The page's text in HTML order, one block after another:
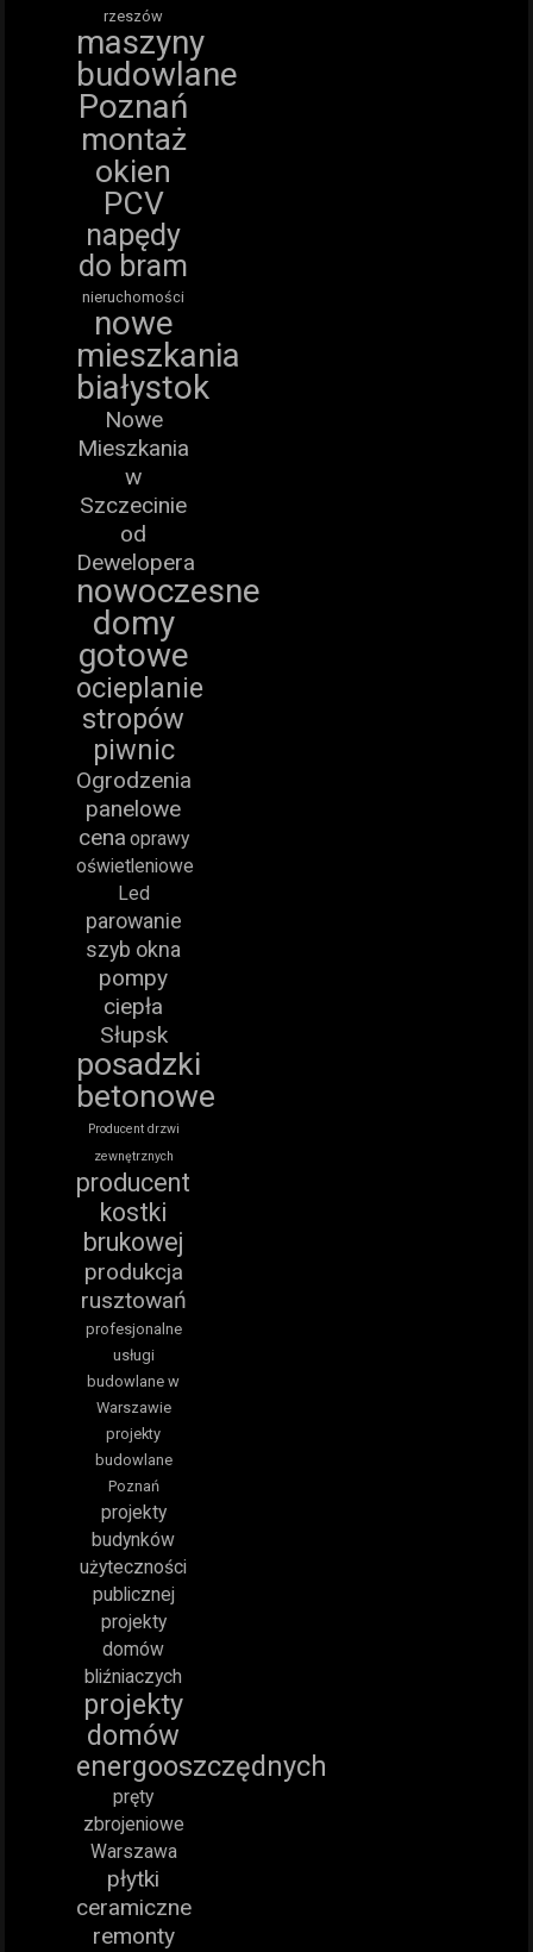
rzeszów
maszyny
budowlane
Poznań
montaż
okien
PCV
napędy
do bram
nieruchomości
nowe
mieszkania
białystok
Nowe
Mieszkania
w
Szczecinie
od
Dewelopera
nowoczesne
domy
gotowe
ocieplanie
stropów
piwnic
Ogrodzenia
panelowe
cena oprawy
oświetleniowe
Led
parowanie
szyb okna
pompy
ciepła
Słupsk
posadzki
betonowe
Producent drzwi
zewnętrznych
producent
kostki
brukowej
produkcja
rusztowań
profesjonalne
usługi
budowlane w
Warszawie
projekty
budowlane
Poznań
projekty
budynków
użyteczności
publicznej
projekty
domów
bliźniaczych
projekty
domów
energooszczędnych
pręty
zbrojeniowe
Warszawa
płytki
ceramiczne
remonty